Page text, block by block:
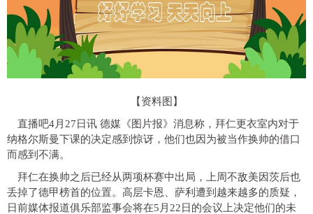
【资料图】
直播吧4月27日讯 德媒《图片报》消息称，拜仁更衣室内对于
纳格尔斯曼下课的决定感到惊讶，他们也因为被当作换帅的借口
而感到不满。
拜仁在换帅之后已经从两项杯赛中出局，上周不敌美因茨后也
丢掉了德甲榜首的位置。高层卡恩、萨利遭到越来越多的质疑，
日前媒体报道俱乐部监事会将在5月22日的会议上决定他们的未